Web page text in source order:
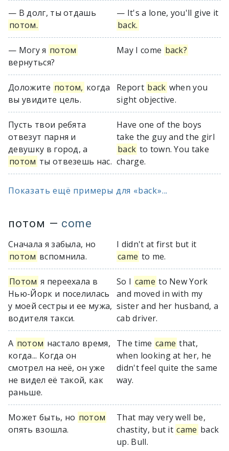
— В долг, ты отдашь
потом.
— It's a lone, you'll give it
back.
— Могу я потом
вернуться?
May I come back?
Доложите потом, когда
вы увидите цель.
Report back when you
sight objective.
Пусть твои ребята
отвезут парня и
девушку в город, а
потом ты отвезешь нас.
Have one of the boys
take the guy and the girl
back to town. You take
charge.
Показать ещё примеры для «back»...
потом — come
Сначала я забыла, но
потом вспомнила.
I didn't at first but it
came to me.
Потом я переехала в
Нью-Йорк и поселилась
у моей сестры и ее мужа,
водителя такси.
So I came to New York
and moved in with my
sister and her husband, a
cab driver.
А потом настало время,
когда... Когда он
смотрел на неё, он уже
не видел её такой, как
раньше.
The time came that,
when looking at her, he
didn't feel quite the same
way.
Может быть, но потом
опять взошла.
That may very well be,
chastity, but it came back
up. Bull.